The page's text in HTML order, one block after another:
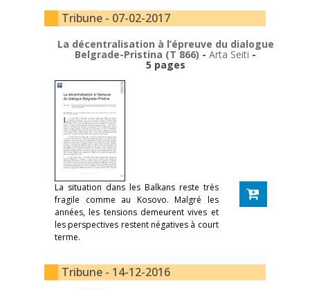
Tribune - 07-02-2017
La décentralisation à l’épreuve du dialogue
Belgrade-Pristina (T 866) - Arta Seiti -
5 pages
La situation dans les Balkans reste très
fragile comme au Kosovo. Malgré les
années, les tensions demeurent vives et
les perspectives restent négatives à court
terme.
Tribune - 14-12-2016